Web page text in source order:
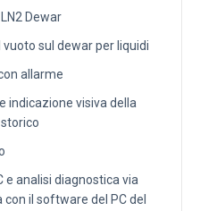
Dewar
sul dewar per liquidi
allarme
indicazione visiva della
e analisi diagnostica via
il software del PC del